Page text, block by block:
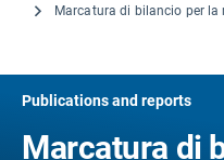
Publications and reports
Marcatura di